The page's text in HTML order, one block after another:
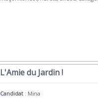
L'Amie du Jardin !
Candidat : Mina